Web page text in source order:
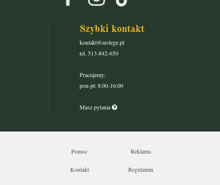
Szybki kontakt
kontakt@arslege.pl
tel. 513-842-650
Pracujemy:
pon-pt: 8:00-16:00
Masz pytania
Pomoc Reklama
Kontakt Regulamin